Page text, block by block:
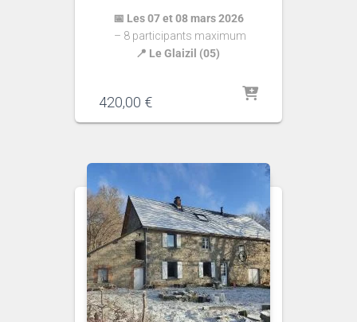
📅 Les 07 et 08 mars 2026
– 8 participants maximum
📍 Le Glaizil (05)
420,00 €